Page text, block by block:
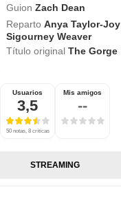
Guion Zach Dean
Reparto Anya Taylor-Joy
Sigourney Weaver
Título originalThe Gorge
Usuarios
3,5
50 notas, 8 críticas
Mis amigos
--
STREAMING